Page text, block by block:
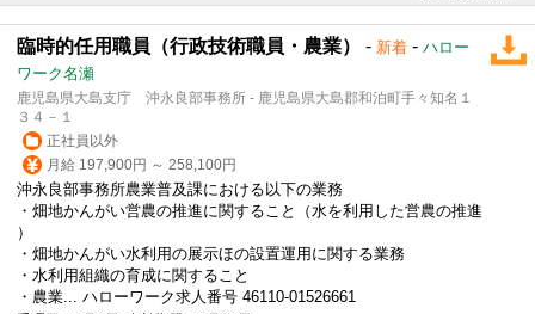
臨時的任用職員（行政技術職員・農業） - 新着 - ハロー
ワーク名瀬
鹿児島県大島支庁 沖永良部事務所 - 鹿児島県大島郡和泊町手々知名１
３４－１
正社員以外
月給 197,900円 ～ 258,100円
沖永良部事務所農業普及課における以下の業務
・畑地かんがい営農の推進に関すること（水を利用した営農の推進
）
・畑地かんがい水利用の展示ほの設置運用に関する業務
・水利用組織の育成に関すること
・農業... ハローワーク求人番号 46110-01526661